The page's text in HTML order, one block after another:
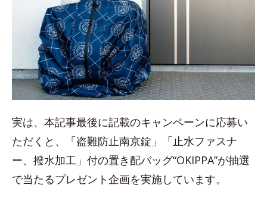
実は、本記事最後に記載のキャンペーンに応募い
ただくと、「盗難防止南京錠」「止水ファスナ
ー、撥水加工」付の置き配バッグ“OKIPPA”が抽選
で当たるプレゼント企画を実施しています。